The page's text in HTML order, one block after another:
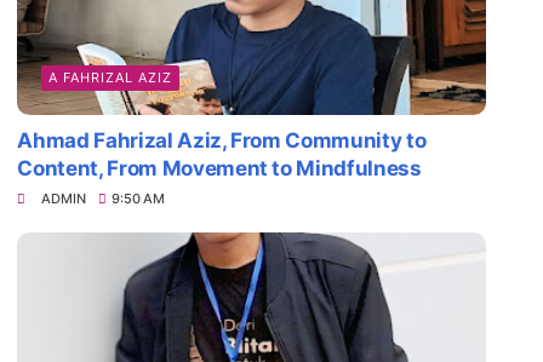
A FAHRIZAL AZIZ
Ahmad Fahrizal Aziz, From Community to
Content, From Movement to Mindfulness
ADMIN 9:50 AM